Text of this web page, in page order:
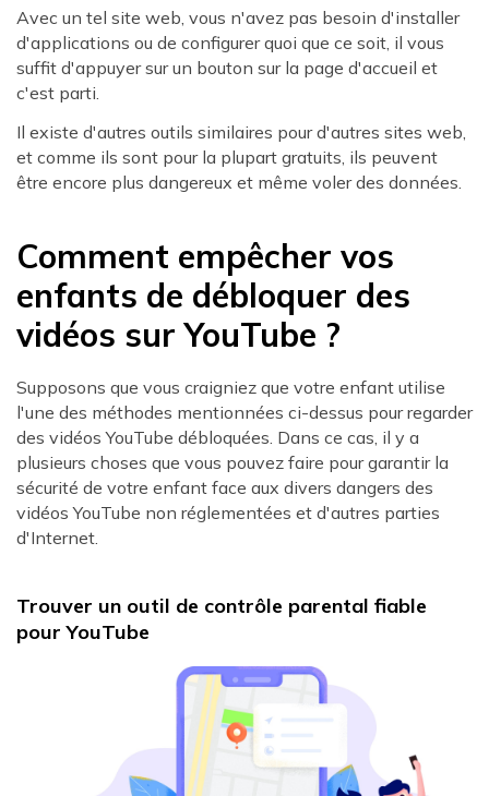
Avec un tel site web, vous n'avez pas besoin d'installer
d'applications ou de configurer quoi que ce soit, il vous
suffit d'appuyer sur un bouton sur la page d'accueil et
c'est parti.
Il existe d'autres outils similaires pour d'autres sites web,
et comme ils sont pour la plupart gratuits, ils peuvent
être encore plus dangereux et même voler des données.
Comment empêcher vos
enfants de débloquer des
vidéos sur YouTube ?
Supposons que vous craigniez que votre enfant utilise
l'une des méthodes mentionnées ci-dessus pour regarder
des vidéos YouTube débloquées. Dans ce cas, il y a
plusieurs choses que vous pouvez faire pour garantir la
sécurité de votre enfant face aux divers dangers des
vidéos YouTube non réglementées et d'autres parties
d'Internet.
Trouver un outil de contrôle parental fiable
pour YouTube